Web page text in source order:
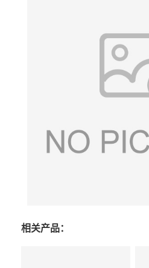
相关产品：